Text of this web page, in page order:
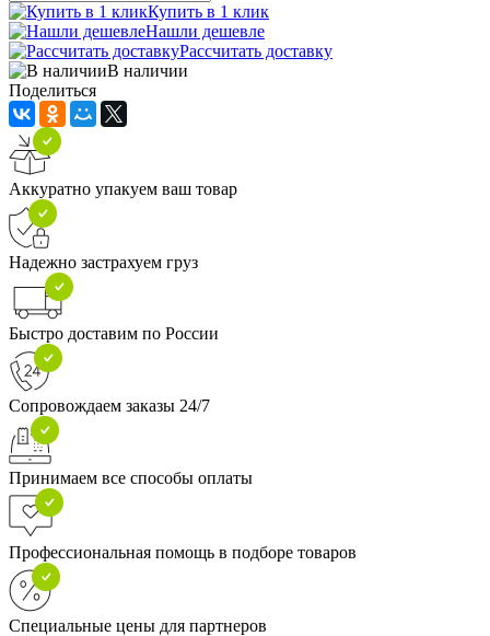
Купить в 1 клик
Нашли дешевле
Рассчитать доставку
В наличии
Поделиться
Аккуратно упакуем ваш товар
Надежно застрахуем груз
Быстро доставим по России
Сопровождаем заказы 24/7
Принимаем все способы оплаты
Профессиональная помощь в подборе товаров
Специальные цены для партнеров